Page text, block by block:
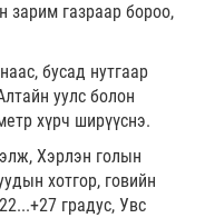
зарим газраар бороо,
бусад нутгаар
уулс болон
хүрч ширүүснэ.
Хэрлэн голын
хотгор, говийн
градус, Увс